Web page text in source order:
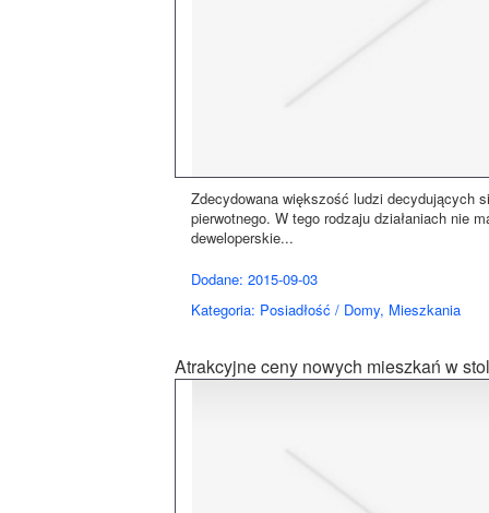
Zdecydowana większość ludzi decydujących
pierwotnego. W tego rodzaju działaniach nie
deweloperskie...
Dodane: 2015-09-03
Kategoria: Posiadłość / Domy, Mieszkania
Atrakcyjne ceny nowych mieszkań w